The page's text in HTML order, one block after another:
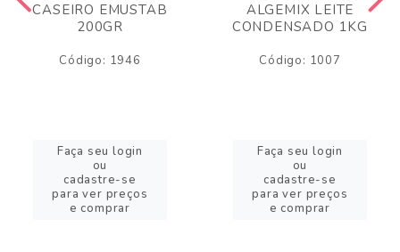
CASEIRO EMUSTAB
200GR
Código: 1946
Faça seu login
ou
cadastre-se
para ver preços
e comprar
ALGEMIX LEITE
CONDENSADO 1KG
Código: 1007
Faça seu login
ou
cadastre-se
para ver preços
e comprar